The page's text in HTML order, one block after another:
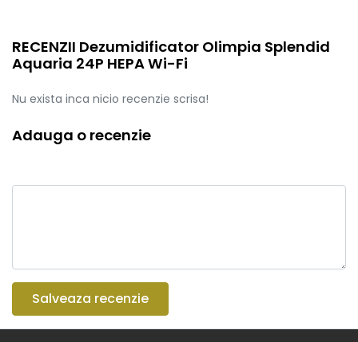
RECENZII Dezumidificator Olimpia Splendid
Aquaria 24P HEPA Wi-Fi
Nu exista inca nicio recenzie scrisa!
Adauga o recenzie
Salveaza recenzie